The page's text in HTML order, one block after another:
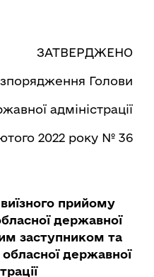
ЗАТВЕРДЖЕНО
Голови
адміністрації
2022 року № 36
прийому
державної
заступником та
державної